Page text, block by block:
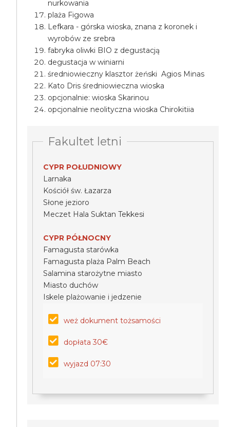
nurkowania
plaża Figowa
Lefkara - górska wioska, znana z koronek i
wyrobów ze srebra
fabryka oliwki BIO z degustacją
degustacja w winiarni
średniowieczny klasztor żeński Agios Minas
Kato Dris średniowieczna wioska
opcjonalnie: wioska Skarinou
opcjonalnie neolityczna wioska Chirokitiia
Fakultet letni
CYPR POŁUDNIOWY
Larnaka
Kościół św. Łazarza
Słone jezioro
Meczet Hala Suktan Tekkesi
CYPR PÓŁNOCNY
Famagusta starówka
Famagusta plaża Palm Beach
Salamina starożytne miasto
Miasto duchów
Iskele plażowanie i jedzenie
weż dokument tożsamości
dopłata 30€
wyjazd 07:30